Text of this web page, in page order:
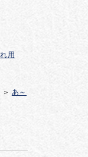
用
＞ あ～